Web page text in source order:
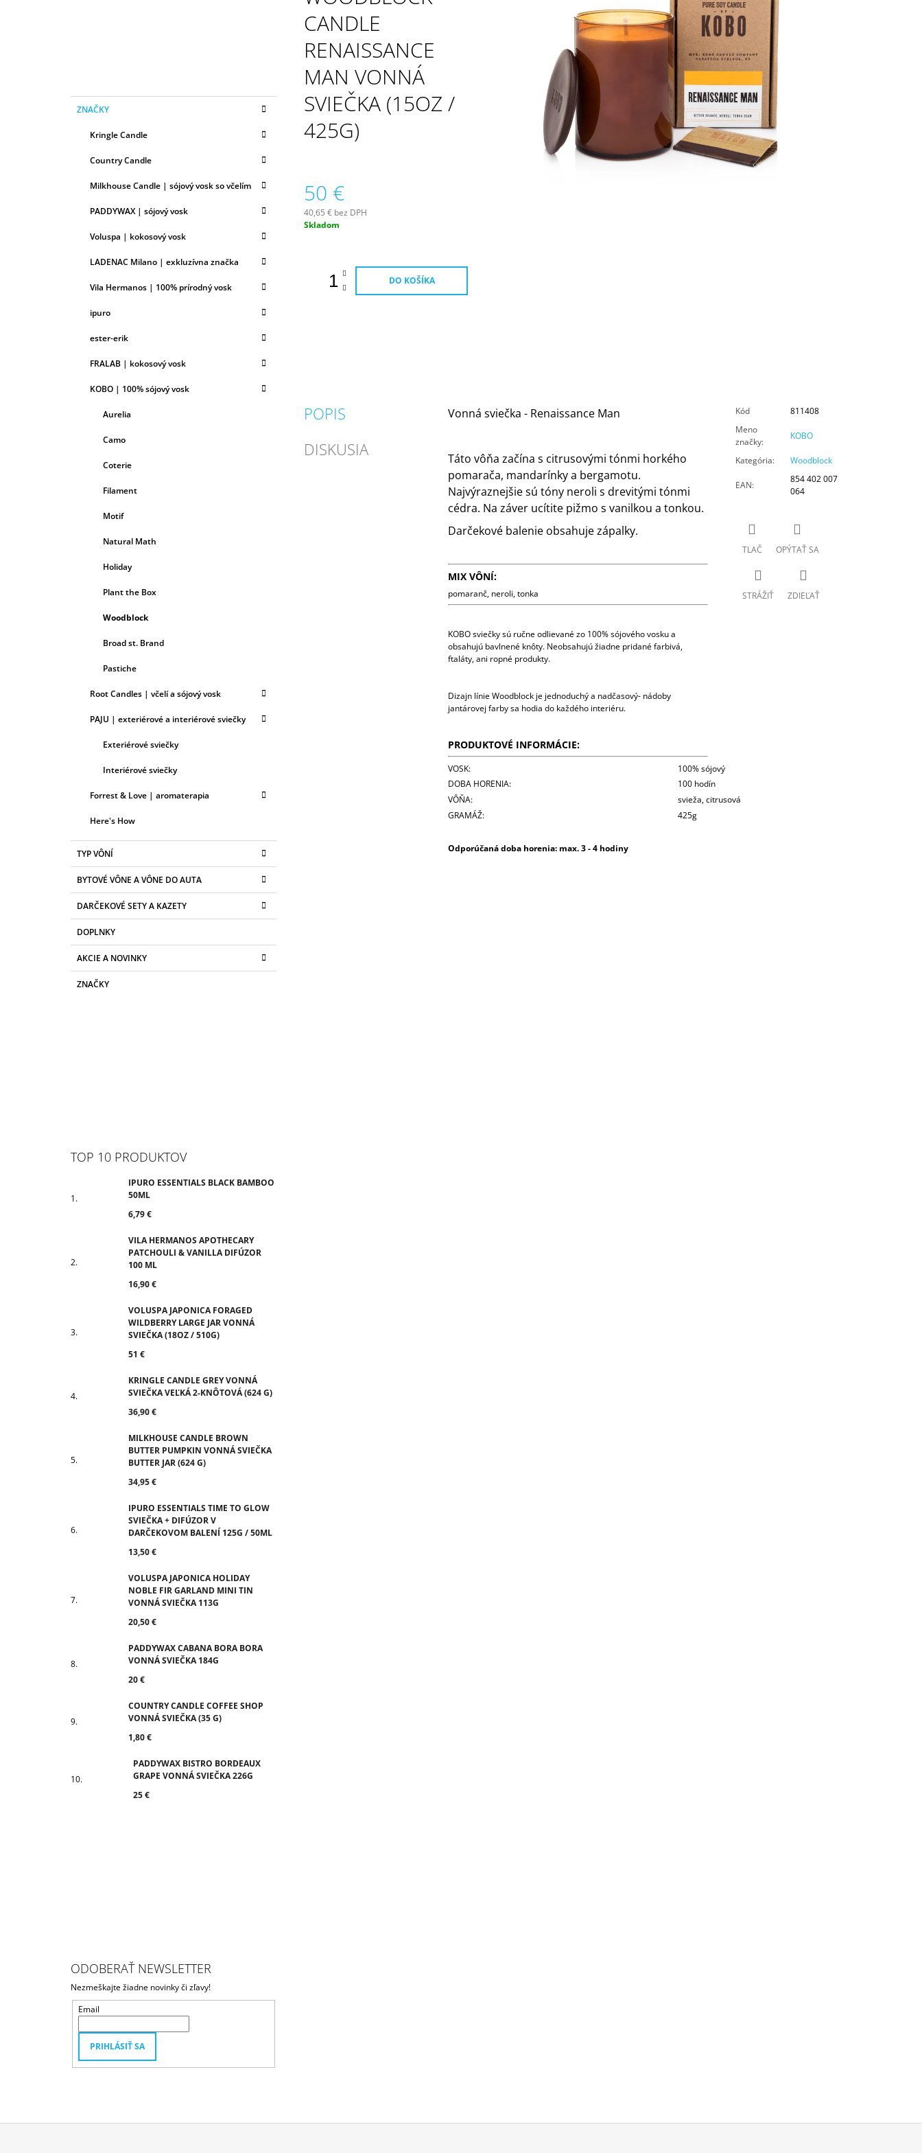
kategórie
K
AZNAČKY
Kringle Candle
Country Candle
Milkhouse Candle | sójový vosk so včelím
PADDYWAX | sójový vosk
Voluspa | kokosový vosk
LADENAC Milano | exkluzívna značka
Vila Hermanos | 100% prírodný vosk
ipuro
ester-erik
FRALAB | kokosový vosk
KOBO | 100% sójový vosk
Aurelia
Camo
Coterie
Filament
Motif
Natural Math
Holiday
Plant the Box
Woodblock
Broad st. Brand
Pastiche
Root Candles | včelí a sójový vosk
PAJU | exteriérové a interiérové sviečky
Exteriérové sviečky
Interiérové sviečky
Forrest & Love | aromaterapia
Here's How
TYP VÔNÍ
BYTOVÉ VÔNE A VÔNE DO AUTA
DARČEKOVÉ SETY A KAZETY
DOPLNKY
AKCIE A NOVINKY
ZNAČKY
TOP 10 PRODUKTOV
IPURO ESSENTIALS BLACK BAMBOO
50ML
6,79 €
VILA HERMANOS APOTHECARY
PATCHOULI & VANILLA DIFÚZOR
100 ML
16,90 €
VOLUSPA JAPONICA FORAGED
WILDBERRY LARGE JAR VONNÁ
SVIEČKA (18OZ / 510G)
51 €
KRINGLE CANDLE GREY VONNÁ
SVIEČKA VEĽKÁ 2-KNÔTOVÁ (624 G)
36,90 €
MILKHOUSE CANDLE BROWN
BUTTER PUMPKIN VONNÁ SVIEČKA
BUTTER JAR (624 G)
34,95 €
IPURO ESSENTIALS TIME TO GLOW
SVIEČKA + DIFÚZOR V
DARČEKOVOM BALENÍ 125G / 50ML
13,50 €
VOLUSPA JAPONICA HOLIDAY
NOBLE FIR GARLAND MINI TIN
VONNÁ SVIEČKA 113G
20,50 €
PADDYWAX CABANA BORA BORA
VONNÁ SVIEČKA 184G
20 €
COUNTRY CANDLE COFFEE SHOP
VONNÁ SVIEČKA (35 G)
1,80 €
PADDYWAX BISTRO BORDEAUX
GRAPE VONNÁ SVIEČKA 226G
25 €
ODOBERAŤ NEWSLETTER
Nezmeškajte žiadne novinky či zľavy!
Email
PRIHLÁSIŤ SA
CANDLE
RENAISSANCE
MAN VONNÁ
SVIEČKA (15OZ /
425G)
50 €
40,65 € bez DPH
Jednotková
Skladom
DO KOŠÍKA
POPIS
DISKUSIA
Vonná sviečka - Renaissance Man
Táto vôňa začína s citrusovými tónmi horkého
pomarača, mandarínky a bergamotu.
Najvýraznejšie sú tóny neroli s drevitými tónmi
cédra. Na záver ucítite pižmo s vanilkou a tonkou.
Darčekové balenie obsahuje zápalky.
MIX VÔNÍ:
pomaranč, neroli, tonka
KOBO sviečky sú ručne odlievané zo 100% sójového vosku a
obsahujú bavlnené knôty. Neobsahujú žiadne pridané farbivá,
ftaláty, ani ropné produkty.
Dizajn línie Woodblock je jednoduchý a nadčasový- nádoby
jantárovej farby sa hodia do každého interiéru.
PRODUKTOVÉ INFORMÁCIE:
VOSK:
100% sójový
DOBA HORENIA:
100 hodín
VÔŇA:
svieža, citrusová
GRAMÁŽ:
425g
Odporúčaná doba horenia: max. 3 - 4 hodiny
Kód
811408
Meno
značky:
KOBO
Kategória: Woodblock
EAN:
854 402 007
064
TLAČ OPÝTAŤ SA
STRÁŽIŤ ZDIEĽAŤ
16,90 €
(18OZ / 510G)